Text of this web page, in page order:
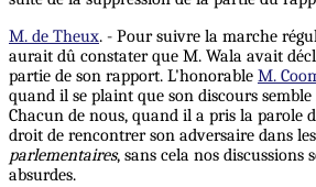
M. de Theux. - Pour suivre la marche
aurait dû constater que M. Wala avait
partie de son rapport. L'honorable M.
quand il se plaint que son discours
Chacun de nous, quand il a pris la parole
droit de rencontrer son adversaire dans les
parlementaires, sans cela nos discussions
absurdes.